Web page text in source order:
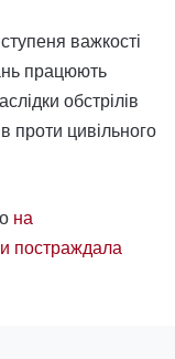
важкості
працюють
обстрілів
проти цивільного
на
постраждала